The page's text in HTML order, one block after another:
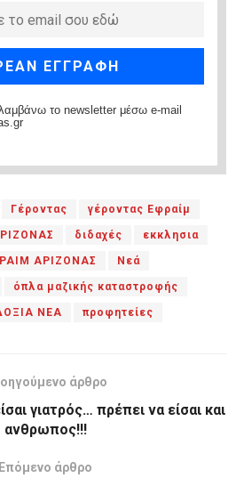
το newsletter μέσω e-mail
Γέροντας γέροντας Εφραίμ
διδαχές εκκλησια
ΑΡΙΖΟΝΑΣ Νεά
όπλα μαζικής καταστροφής
ΝΕΑ προφητείες
άρθρο
γιατρός… πρέπει να είσαι και
ανθρωπος!!!
Επόμενο άρθρο